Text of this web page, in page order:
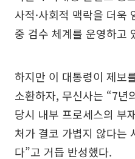
사적·사회적 맥락을 더욱
중 검수 체계를 운영하고
하지만 이 대통령이 제보
소환하자, 무신사는 “7년
당시 내부 프로세스의 부
처가 결코 가볍지 않다는
다”고 거듭 반성했다.